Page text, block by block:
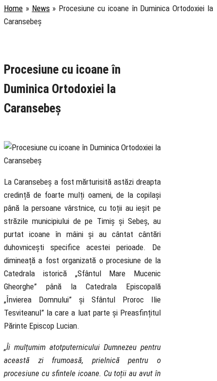
Home » News » Procesiune cu icoane în Duminica Ortodoxiei la
Caransebeș
Procesiune cu icoane în
Duminica Ortodoxiei la
Caransebeș
La Caransebeș a fost mărturisită astăzi dreapta
credință de foarte mulți oameni, de la copilași
până la persoane vârstnice, cu toții au ieșit pe
străzile municipiului de pe Timiș și Sebeș, au
purtat icoane în mâini și au cântat cântări
duhovnicești specifice acestei perioade. De
dimineață a fost organizată o procesiune de la
Catedrala istorică „Sfântul Mare Mucenic
Gheorghe” până la Catedrala Episcopală
„Învierea Domnului” și Sfântul Proroc Ilie
Tesviteanul” la care a luat parte și Preasfințitul
Părinte Episcop Lucian.
„Îi mulțumim atotputernicului Dumnezeu pentru
această zi frumoasă, prielnică pentru o
procesiune cu sfintele icoane. Cu toții au avut în